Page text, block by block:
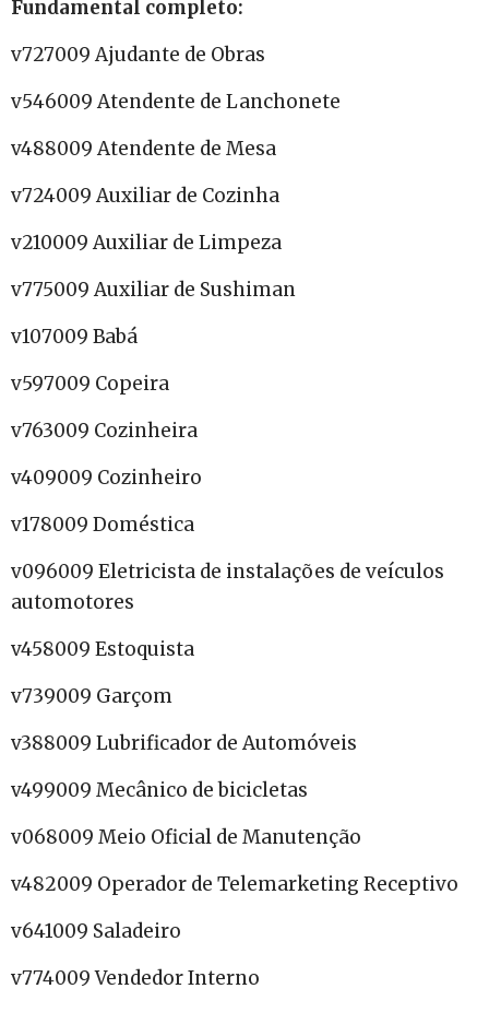
Fundamental completo:
v727009 Ajudante de Obras
v546009 Atendente de Lanchonete
v488009 Atendente de Mesa
v724009 Auxiliar de Cozinha
v210009 Auxiliar de Limpeza
v775009 Auxiliar de Sushiman
v107009 Babá
v597009 Copeira
v763009 Cozinheira
v409009 Cozinheiro
v178009 Doméstica
v096009 Eletricista de instalações de veículos
automotores
v458009 Estoquista
v739009 Garçom
v388009 Lubrificador de Automóveis
v499009 Mecânico de bicicletas
v068009 Meio Oficial de Manutenção
v482009 Operador de Telemarketing Receptivo
v641009 Saladeiro
v774009 Vendedor Interno